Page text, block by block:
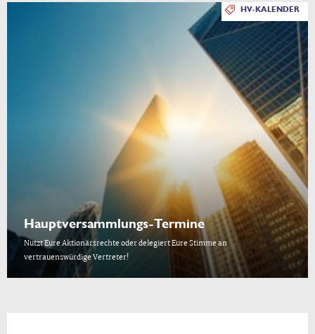
HV-KALENDER
Hauptversammlungs-Termine
Nutzt Eure Aktionärsrechte oder delegiert Eure Stimme an
vertrauenswürdige Vertreter!